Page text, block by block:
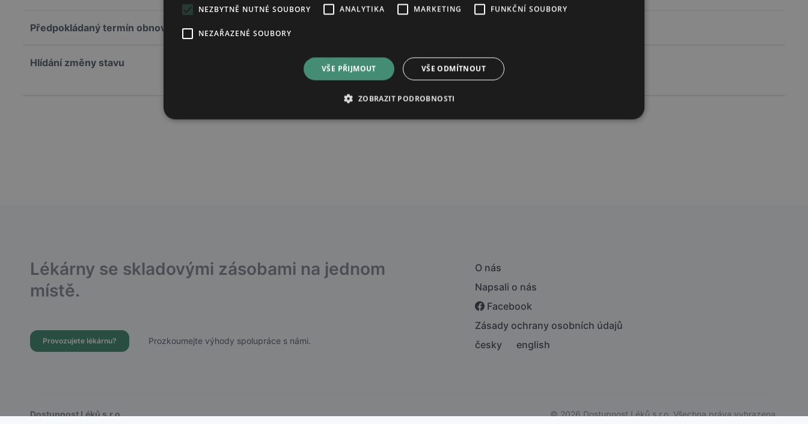
Předpokládaný termín obnovení
Hlídání změny stavu Hlídat změnu stavu
Lékárny se skladovými zásobami na jednom
místě.
Provozujete lékárnu? Prozkoumejte výhody spolupráce s námi.
O nás
Napsali o nás
Facebook
Zásady ochrany osobních údajů
česky
english
Dostupnost Léků s.r.o.
© 2026 Dostupnost Léků s.r.o. Všechna práva vyhrazena.
NEZBYTNĚ NUTNÉ SOUBORY ANALYTIKA MARKETING FUNKČNÍ SOUBORY
NEZAŘAZENÉ SOUBORY
VŠE PŘIJMOUT VŠE ODMÍTNOUT
ZOBRAZIT PODROBNOSTI